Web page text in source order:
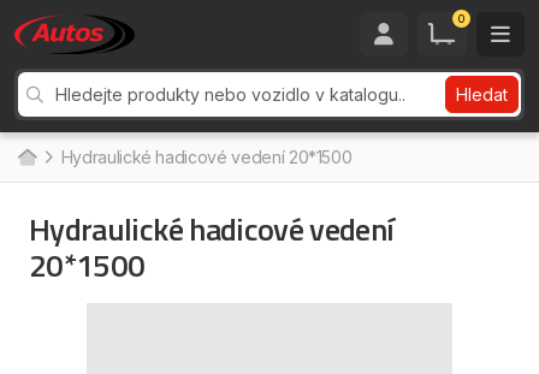
0
Hledat
Hydraulické hadicové vedení 20*1500
Hydraulické hadicové vedení
20*1500